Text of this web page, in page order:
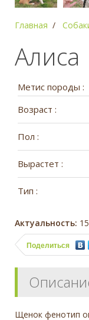
Главная
Алиса
Метис породы :
Возраст :
Пол :
Вырастет :
Тип :
Актуальность:
Поделиться
Щенок фенотип